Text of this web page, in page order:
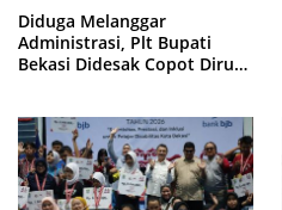
Diduga Melanggar
Administrasi, Plt Bupati
Bekasi Didesak Copot Dirum